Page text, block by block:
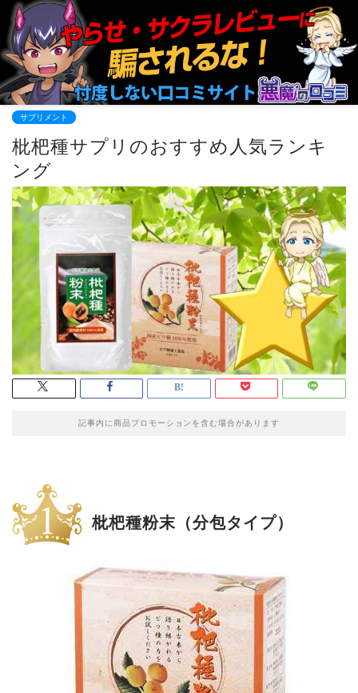
サプリメント
枇杷種サプリのおすすめ人気ランキ
ング
記事内に商品プロモーションを含む場合があります
枇杷種粉末（分包タイプ）